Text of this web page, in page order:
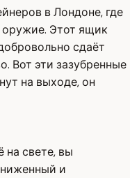
в Лондоне, где
Этот ящик
сдаёт
Вот эти зазубренные
на выходе, он
на свете, вы
и